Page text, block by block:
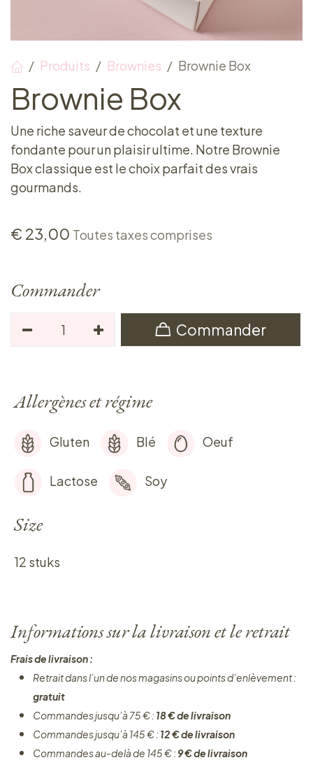
Produits Brownies Brownie Box
Brownie Box
Une riche saveur de chocolat et une texture
fondante pour un plaisir ultime. Notre Brownie
Box classique est le choix parfait des vrais
gourmands.
€ 23,00 Toutes taxes comprises
Commander
Commander
Allergènes et régime
Gluten Blé Oeuf
Lactose Soy
Size
12 stuks
Informations sur la livraison et le retrait
Frais de livraison :
Retrait dans l’un de nos magasins ou points d’enlèvement :
gratuit
Commandes jusqu’à 75 € : 18 € de livraison
Commandes jusqu’à 145 € : 12 € de livraison
Commandes au-delà de 145 € : 9 € de livraison